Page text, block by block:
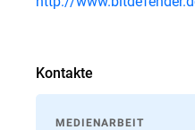
Kontakte
MEDIENARBEIT